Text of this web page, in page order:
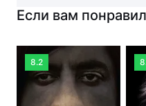
Если вам
8.2